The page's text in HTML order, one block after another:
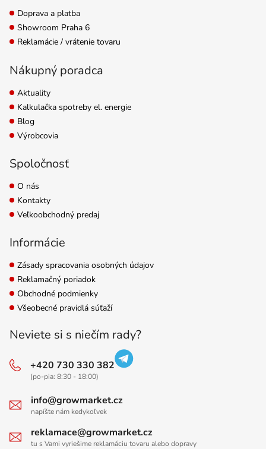
Doprava a platba
Showroom Praha 6
Reklamácie / vrátenie tovaru
Nákupný poradca
Aktuality
Kalkulačka spotreby el. energie
Blog
Výrobcovia
Spoločnosť
O nás
Kontakty
Veľkoobchodný predaj
Informácie
Zásady spracovania osobných údajov
Reklamačný poriadok
Obchodné podmienky
Všeobecné pravidlá súťaží
Neviete si s niečím rady?
+420 730 330 382
(po-pia: 8:30 - 18:00)
info@growmarket.cz
napíšte nám kedykoľvek
reklamace@growmarket.cz
tu s Vami vyriešime reklamáciu tovaru alebo dopravy